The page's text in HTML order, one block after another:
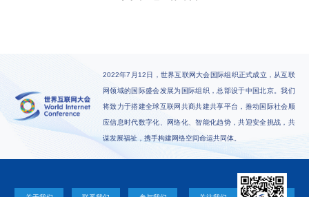
2022年7月12日，世界互联网大会国际组织正式成立，从互联
网领域的国际盛会发展为国际组织，总部设于中国北京。我们
将致力于搭建全球互联网共商共建共享平台，推动国际社会顺
应信息时代数字化、网络化、智能化趋势，共迎安全挑战，共
谋发展福祉，携手构建网络空间命运共同体。